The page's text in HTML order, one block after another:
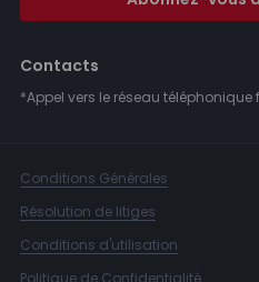
Contacts
*Appel vers le réseau
Conditions Générales
Résolution de litiges
Conditions d'utilisation
Politique de Confidentialité